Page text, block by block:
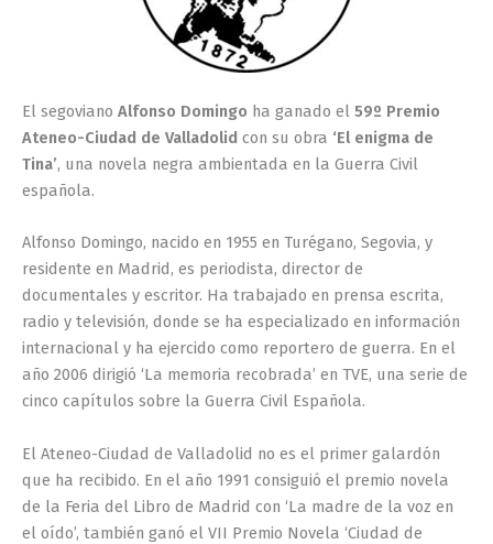
El segoviano Alfonso Domingo ha ganado el 59º Premio
Ateneo-Ciudad de Valladolid con su obra ‘El enigma de
Tina’, una novela negra ambientada en la Guerra Civil
española.
Alfonso Domingo, nacido en 1955 en Turégano, Segovia, y
residente en Madrid, es periodista, director de
documentales y escritor. Ha trabajado en prensa escrita,
radio y televisión, donde se ha especializado en información
internacional y ha ejercido como reportero de guerra. En el
año 2006 dirigió ‘La memoria recobrada’ en TVE, una serie de
cinco capítulos sobre la Guerra Civil Española.
El Ateneo-Ciudad de Valladolid no es el primer galardón
que ha recibido. En el año 1991 consiguió el premio novela
de la Feria del Libro de Madrid con ‘La madre de la voz en
el oído’, también ganó el VII Premio Novela ‘Ciudad de